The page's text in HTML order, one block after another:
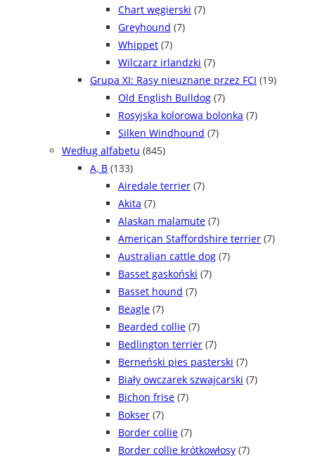
Chart węgierski (7)
Greyhound (7)
Whippet (7)
Wilczarz irlandzki (7)
Grupa XI: Rasy nieuznane przez FCI (19)
Old English Bulldog (7)
Rosyjska kolorowa bolonka (7)
Silken Windhound (7)
Według alfabetu (845)
A, B (133)
Airedale terrier (7)
Akita (7)
Alaskan malamute (7)
American Staffordshire terrier (7)
Australian cattle dog (7)
Basset gaskoński (7)
Basset hound (7)
Beagle (7)
Bearded collie (7)
Bedlington terrier (7)
Berneński pies pasterski (7)
Biały owczarek szwajcarski (7)
Bichon frise (7)
Bokser (7)
Border collie (7)
Border collie krótkowłosy (7)